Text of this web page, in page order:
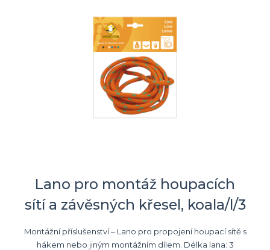
Lano pro montáž houpacích
sítí a závěsných křesel, koala/l/3
Montážní příslušenství – Lano pro propojení houpací sítě s
hákem nebo jiným montážním dílem. Délka lana: 3